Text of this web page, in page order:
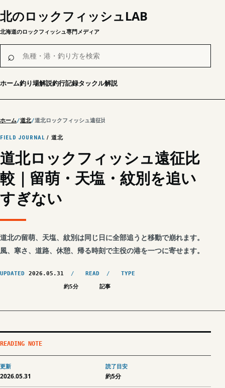
北のロックフィッシュLAB
北海道のロックフィッシュ専門メディア
魚種・港・釣り方を検索
⌕
ホーム釣り場解説釣行記録タックル解説
ホーム 道北 道北ロックフィッシュ遠征比較｜留萌・天塩・紋別を追いすぎない
FIELD JOURNAL / 道北
道北ロックフィッシュ遠征比
較｜留萌・天塩・紋別を追い
すぎない
道北の留萌、天塩、紋別は同じ日に全部追うと移動で崩れます。
風、寒さ、道路、休憩、帰る時刻で主役の港を一つに寄せます。
UPDATED 2026.05.31
READ
約5分
TYPE
記事
READING NOTE
更新
2026.05.31
読了目安
約5分